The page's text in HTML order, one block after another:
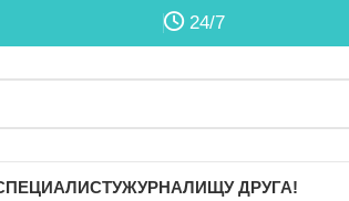
24/7
ЖУРНАЛИЩУ ДРУГА!